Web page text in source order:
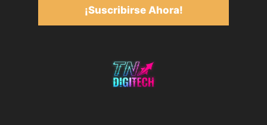
¡Suscribirse Ahora!